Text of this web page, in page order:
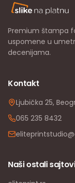
Premium štampa
uspomene u
decenijama.
Kontakt
Ljubička 25,
065 235 8432
Naši ostali